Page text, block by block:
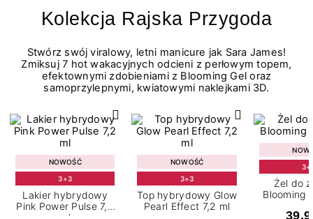
Kolekcja Rajska Przygoda
Stwórz swój viralowy, letni manicure jak Sara James!
Zmiksuj 7 hot wakacyjnych odcieni z perłowym topem,
efektownymi zdobieniami z Blooming Gel oraz
samoprzylepnymi, kwiatowymi naklejkami 3D.
NOWOŚĆ
3+3
Lakier hybrydowy
Pink Power Pulse 7,2
NOWOŚĆ
3+3
Top hybrydowy Glow
Pearl Effect 7,2 ml
Żel do
Blooming